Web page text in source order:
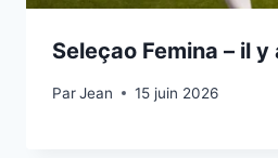
Seleçao Femina – il
ParJean
15 juin 202615 juin 2026